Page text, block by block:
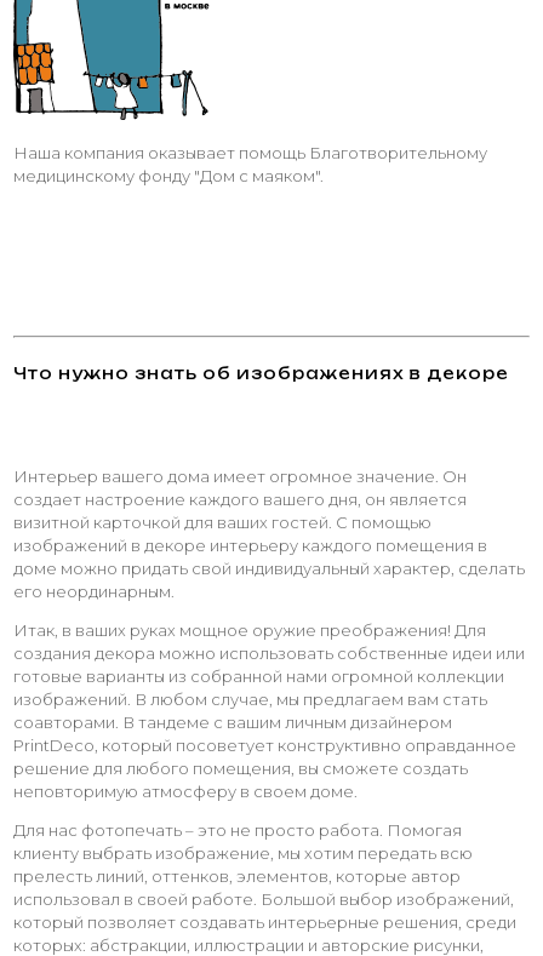
Наша компания оказывает помощь Благотворительному
медицинскому фонду "Дом с маяком".
Что нужно знать об изображениях в декоре
Интерьер вашего дома имеет огромное значение. Он
создает настроение каждого вашего дня, он является
визитной карточкой для ваших гостей. С помощью
изображений в декоре интерьеру каждого помещения в
доме можно придать свой индивидуальный характер, сделать
его неординарным.
Итак, в ваших руках мощное оружие преображения! Для
создания декора можно использовать собственные идеи или
готовые варианты из собранной нами огромной коллекции
изображений. В любом случае, мы предлагаем вам стать
соавторами. В тандеме с вашим личным дизайнером
PrintDeco, который посоветует конструктивно оправданное
решение для любого помещения, вы сможете создать
неповторимую атмосферу в своем доме.
Для нас фотопечать – это не просто работа. Помогая
клиенту выбрать изображение, мы хотим передать всю
прелесть линий, оттенков, элементов, которые автор
использовал в своей работе. Большой выбор изображений,
который позволяет создавать интерьерные решения, среди
которых: абстракции, иллюстрации и авторские рисунки,